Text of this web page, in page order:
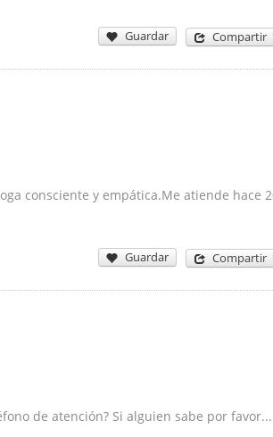
Guardar Compartir
consciente y empática.Me atiende hace
Guardar Compartir
de atención? Si alguien sabe por